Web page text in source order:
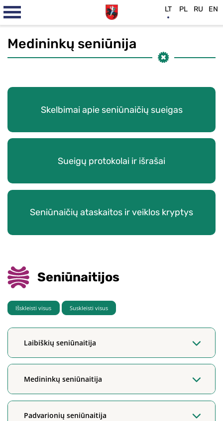
Medininkų seniūnija
Skelbimai apie seniūnaičių sueigas
Sueigų protokolai ir išrašai
Seniūnaičių ataskaitos ir veiklos kryptys
Seniūnaitijos
Išskleisti visus Suskleisti visus
Laibiškių seniūnaitija
Medininkų seniūnaitija
Padvarionių seniūnaitija
LT PL RU EN